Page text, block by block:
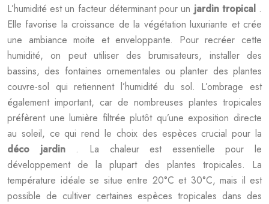
L’humidité est un facteur déterminant pour un jardin tropical .
Elle favorise la croissance de la végétation luxuriante et crée
une ambiance moite et enveloppante. Pour recréer cette
humidité, on peut utiliser des brumisateurs, installer des
bassins, des fontaines ornementales ou planter des plantes
couvre-sol qui retiennent l’humidité du sol. L’ombrage est
également important, car de nombreuses plantes tropicales
préfèrent une lumière filtrée plutôt qu’une exposition directe
au soleil, ce qui rend le choix des espèces crucial pour la
déco jardin . La chaleur est essentielle pour le
développement de la plupart des plantes tropicales. La
température idéale se situe entre 20°C et 30°C, mais il est
possible de cultiver certaines espèces tropicales dans des